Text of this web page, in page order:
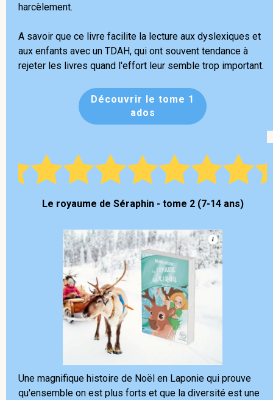
harcèlement.
A savoir que ce livre facilite la lecture aux dyslexiques et
aux enfants avec un TDAH, qui ont souvent tendance à
rejeter les livres quand l'effort leur semble trop important.
Découvrir le tome 1
ados
Le royaume de Séraphin - tome 2 (7-14 ans)
Une magnifique histoire de Noël en Laponie qui prouve
qu'ensemble on est plus forts et que la diversité est une